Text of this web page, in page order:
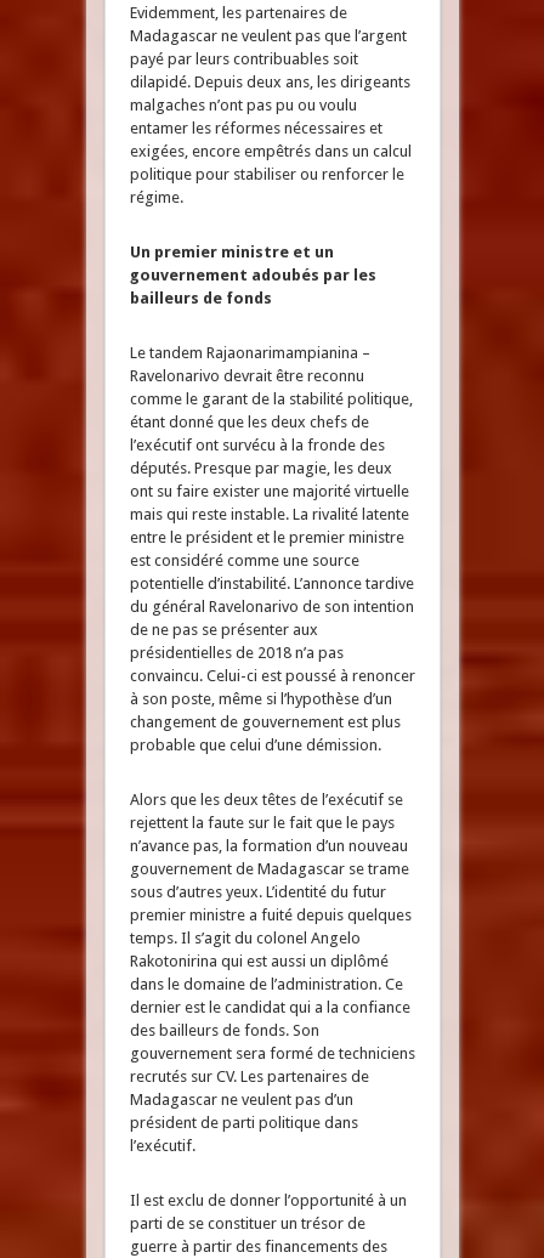
Evidemment, les partenaires de
Madagascar ne veulent pas que l’argent
payé par leurs contribuables soit
dilapidé. Depuis deux ans, les dirigeants
malgaches n’ont pas pu ou voulu
entamer les réformes nécessaires et
exigées, encore empêtrés dans un calcul
politique pour stabiliser ou renforcer le
régime.
Un premier ministre et un
gouvernement adoubés par les
bailleurs de fonds
Le tandem Rajaonarimampianina –
Ravelonarivo devrait être reconnu
comme le garant de la stabilité politique,
étant donné que les deux chefs de
l’exécutif ont survécu à la fronde des
députés. Presque par magie, les deux
ont su faire exister une majorité virtuelle
mais qui reste instable. La rivalité latente
entre le président et le premier ministre
est considéré comme une source
potentielle d’instabilité. L’annonce tardive
du général Ravelonarivo de son intention
de ne pas se présenter aux
présidentielles de 2018 n’a pas
convaincu. Celui-ci est poussé à renoncer
à son poste, même si l’hypothèse d’un
changement de gouvernement est plus
probable que celui d’une démission.
Alors que les deux têtes de l’exécutif se
rejettent la faute sur le fait que le pays
n’avance pas, la formation d’un nouveau
gouvernement de Madagascar se trame
sous d’autres yeux. L’identité du futur
premier ministre a fuité depuis quelques
temps. Il s’agit du colonel Angelo
Rakotonirina qui est aussi un diplômé
dans le domaine de l’administration. Ce
dernier est le candidat qui a la confiance
des bailleurs de fonds. Son
gouvernement sera formé de techniciens
recrutés sur CV. Les partenaires de
Madagascar ne veulent pas d’un
président de parti politique dans
l’exécutif.
Il est exclu de donner l’opportunité à un
parti de se constituer un trésor de
guerre à partir des financements des